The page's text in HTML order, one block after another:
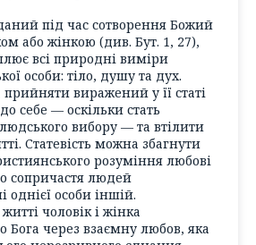
даний під час сотворення Божий
або жінкою (див. Бут. 1, 27),
всі природні виміри
особи: тіло, душу та дух.
виражений у її статі
себе — оскільки стать
вибору — та втілити
Статевість можна збагнути
розуміння любові
сопричастя людей
однієї особи іншій.
чоловік і жінка
Бога через взаємну любов, яка